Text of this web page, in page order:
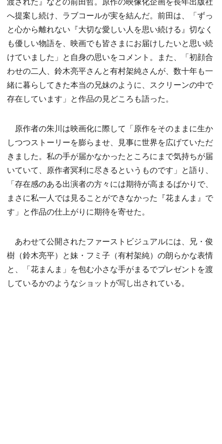
へ提案し続け、ラブコールが実を結んだ。前田は、「ずっ
と心から離れない『大切な愛しい人を思い続ける』切なく
も優しい物語を、映画でも皆さまにお届けしたいと思い続
けていました」と自身の思いをコメント。また、「初顔合
わせの二人、鈴木亮平さんと有村架純さんが、数十年も一
緒に暮らしてきた本当の兄妹のように、スクリーンの中で
存在しています」と作品の見どころも語った。
原作者の朱川は映画化に際して「原作をそのままに生か
しつつストーリーを膨らませ、見事に世界を広げていただ
きました。私の手が届かなかったところにまで気持ちが届
いていて、原作者冥利に尽きるというものです」と語り、
「存在感のある出演者の方々には期待が高まるばかりで、
まさに私一人では見ることができなかった『花まんま』で
す」と作品の仕上がりに期待を寄せた。
あわせて公開されたファーストビジュアルには、兄・俊
樹（鈴木亮平）と妹・フミ子（有村架純）の朗らかな表情
と、「花まんま」を包む小さな手がまるでプレゼントを渡
しているかのようなショットが写し出されている。